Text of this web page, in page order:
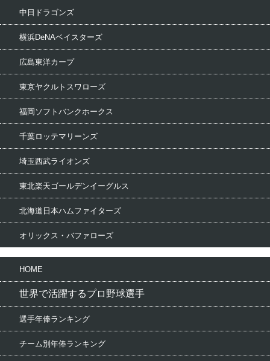
中日ドラゴンズ
横浜DeNAベイスターズ
広島東洋カープ
東京ヤクルトスワローズ
福岡ソフトバンクホークス
千葉ロッテマリーンズ
埼玉西武ライオンズ
東北楽天ゴールデンイーグルス
北海道日本ハムファイターズ
オリックス・バファローズ
HOME
世界で活躍するプロ野球選手
選手年俸ランキング
チーム別年俸ランキング